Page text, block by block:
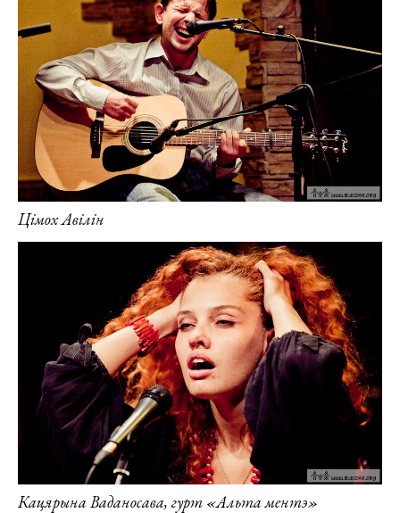
Цімох Авілін
Кацярына Ваданосава, гурт «Альта ментэ»